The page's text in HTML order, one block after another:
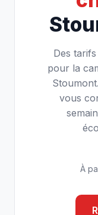
Des
pour la
vous
À